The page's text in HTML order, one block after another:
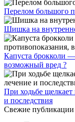
Перелом большого
Шишка на
Капуста брокколи
возможный вред ?
При ходьбе
и последствия
Свежие публикации